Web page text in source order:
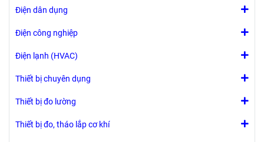
Điện dân dụng
Điện công nghiệp
Điện lạnh (HVAC)
Thiết bị chuyên dụng
Thiết bị đo lường
Thiết bị đo, tháo lắp cơ khí